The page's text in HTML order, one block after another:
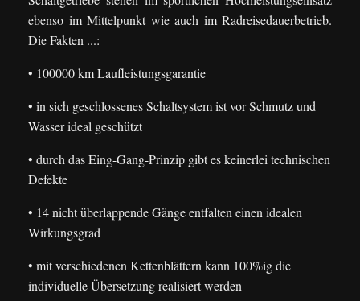
ebenso im Mittelpunkt wie auch im Radreisedauerbetrieb.
Die Fakten ...:
• 100000 km Laufleistungsgarantie
• in sich geschlossenes Schaltsystem ist vor Schmutz und
Wasser ideal geschützt
• durch das Eing-Gang-Prinzip gibt es keinerlei technischen
Defekte
• 14 nicht überlappende Gänge entfalten einen idealen
Wirkungsgrad
• mit verschiedenen Kettenblättern kann 100%ig die
individuelle Übersetzung realisiert werden